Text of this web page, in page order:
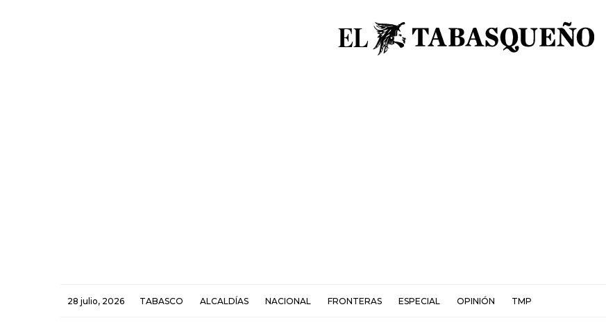
28 julio, 2026 TABASCO ALCALDÍAS NACIONAL FRONTERAS ESPECIAL OPINIÓN TMP